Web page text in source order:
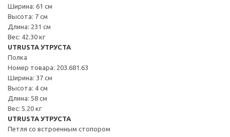
Ширина: 61 см
Высота: 7 см
Длина: 231 см
Вес: 42.30 кг
UTRUSTA УТРУСТА
Полка
Номер товара: 203.681.63
Ширина: 37 см
Высота: 4 см
Длина: 58 см
Вес: 5.20 кг
UTRUSTA УТРУСТА
Петля со встроенным стопором